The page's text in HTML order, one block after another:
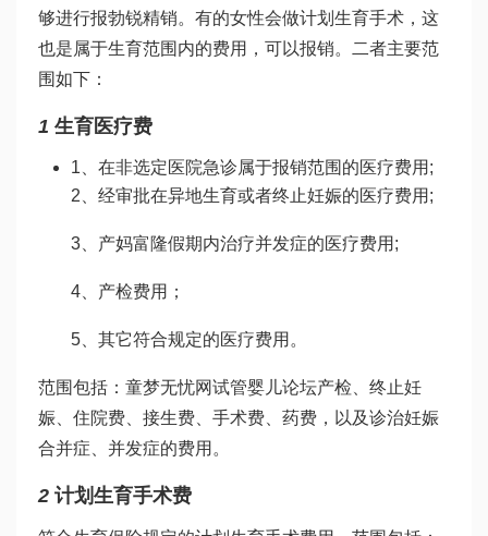
够进行报勃锐精销。有的女性会做计划生育手术，这
也是属于生育范围内的费用，可以报销。二者主要范
围如下：
1 生育医疗费
1、在非选定医院急诊属于报销范围的医疗费用;
2、经审批在异地生育或者终止妊娠的医疗费用;
3、产妈富隆假期内治疗并发症的医疗费用;
4、产检费用；
5、其它符合规定的医疗费用。
范围包括： 童梦无忧网试管婴儿论坛产检、终止妊
娠、住院费、接生费、手术费、药费，以及诊治妊娠
合并症、并发症的费用。
2 计划生育手术费